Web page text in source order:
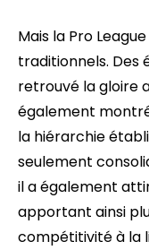
Mais la Pro
traditionnels. Des
retrouvé la gloire
également
la hiérarchie
seulement
il a également
apportant ainsi
compétitivité à la